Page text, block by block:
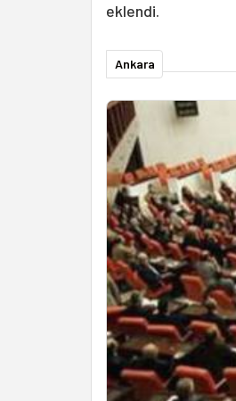
eklendi.
Ankara